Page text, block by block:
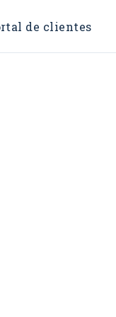
de clientes